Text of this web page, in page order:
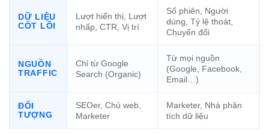
DỮ LIỆU
CỐT LÕI
Lượt hiển thị, Lượt
nhấp, CTR, Vị trí
Số phiên, Người
dùng, Tỷ lệ thoát,
Chuyển đổi
NGUỒN
TRAFFIC
Chỉ từ Google
Search (Organic)
Từ mọi nguồn
(Google, Facebook,
Email…)
ĐỐI
TƯỢNG
SEOer, Chủ web,
Marketer
Marketer, Nhà phân
tích dữ liệu